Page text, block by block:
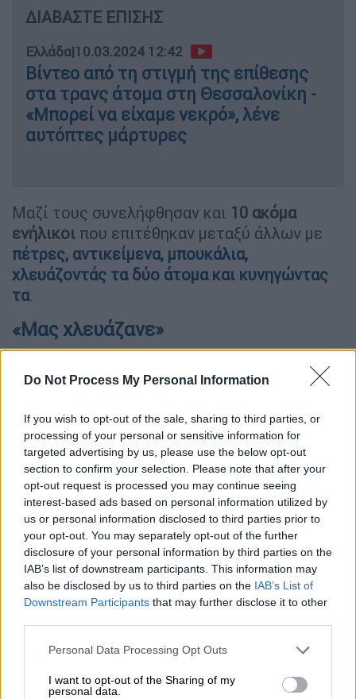
Do Not Process My Personal Information
If you wish to opt-out of the sale, sharing to third parties, or
processing of your personal or sensitive information for
targeted advertising by us, please use the below opt-out
section to confirm your selection. Please note that after your
opt-out request is processed you may continue seeing
interest-based ads based on personal information utilized by
us or personal information disclosed to third parties prior to
your opt-out. You may separately opt-out of the further
disclosure of your personal information by third parties on the
IAB’s list of downstream participants. This information may
also be disclosed by us to third parties on the IAB’s List of
Downstream Participants that may further disclose it to other
Please note that this website/app uses one or more Google
not limited to your visit or usage behaviour. You may click to
grant or deny consent to Google and its third-party tags to
Personal Data Processing Opt Outs
I want to opt-out of the Sharing of my
personal data.
ΔΙΑΒΑΣΤΕ ΕΠΙΣΗΣ
Ελλάδα|10.03.2024 12:42
Βίντεο από τη στιγμή της επίθεσης
στα τρανς άτομα στη Θεσσαλονίκη -
«Μπορεί να είχαμε νεκρό», λένε
αυτόπτες μάρτυρες
Μαζί τους συνελήφθησαν και 10 ακόμα
ενήλικοι που επιτέθηκαν μεταξύ άλλων με
πέτρες, αντικείμενα, μπουκάλια,
χλευάζοντάς τα δύο άτομα και κυνηγώντας
τα.
«Μας χλευάζανε»
«Χτυπήσανε άτομα του προσωπικού (σσ. σε
κατάστημα που έτρεξαν να ζητήσουν
αλλά δεν τα κατάφεραν», «Μας χλευάζανε»,
αναφέρει το ένα θύμα σε βίντεο στοTikTok
ζητώντας από τον κόσμο που ήταναυτόπτες
μάρτυρες να βοηθήσουν στις έρευνες.